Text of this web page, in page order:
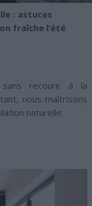
: astuces
fraîche l’été
sans recourir à la
nous maîtrisons
naturelle.